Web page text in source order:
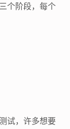
个阶段，每个
试，许多想要